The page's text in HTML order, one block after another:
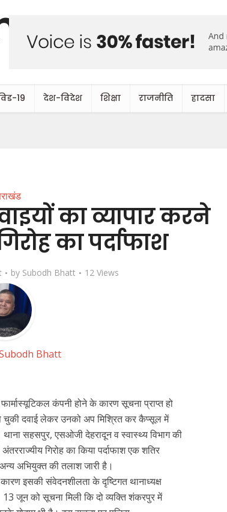
19 देश-विदेश शिक्षा राजनीति हादसा
का व्यापार करने
का पर्दाफाश
by Subodh Bhatt 12 Views
Bhatt
कंपनी होने के कारण सूचना प्राप्त हो
चुकी दवाई लेकर उनको अप मिश्रित कर कैप्सूल में
सहसपुर, एसओजी देहरादून व स्वास्थ्य विभाग की
गिरोह का किया पर्दाफाश एक शतिर
अभियुक्त की तलाश जारी है।
इसकी संवेदनशीलता के दृष्टिगत थानाध्यक्ष
13 जून को सूचना मिली कि दो व्यक्ति शंकरपुर में